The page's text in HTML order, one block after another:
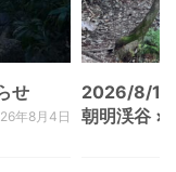
せ
年8月4日
2026/8/
朝明渓谷 ×